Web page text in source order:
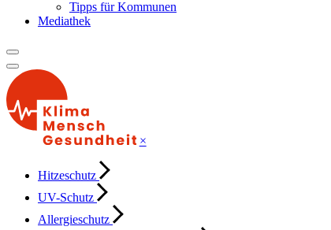
Tipps für Kommunen
Mediathek
×
Hitzeschutz
UV-Schutz
Allergieschutz